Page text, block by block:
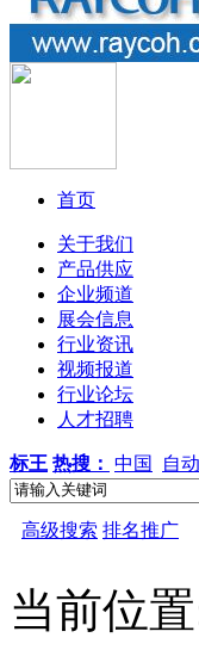
首页
关于我们
产品供应
企业频道
展会信息
行业资讯
视频报道
行业论坛
人才招聘
标王 热搜： 中国 自
高级搜索 排名推广
当前位